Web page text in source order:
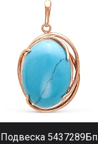
Подвеска 5437289Бп